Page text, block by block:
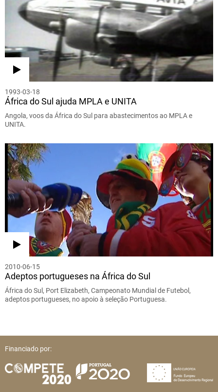
1993-03-18
África do Sul ajuda MPLA e UNITA
Angola, voos da África do Sul para abastecimentos ao MPLA e
UNITA.
2010-06-15
Adeptos portugueses na África do Sul
África do Sul, Port Elizabeth, Campeonato Mundial de Futebol,
adeptos portugueses, no apoio à seleção Portuguesa.
Financiado por: